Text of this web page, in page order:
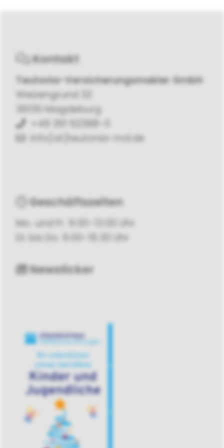
Kontakt
Teutonia-Versicherungsmakler GmbH
Weizengrund 32
39130 Magdeburg
+49 391 62388-0
info[at]teutonia-md.de
Geschäftszeiten
Mo. und Fr. 9.00-13.00 Uhr
Di. bis Do. 9.00-16.30 Uhr
Newsticker